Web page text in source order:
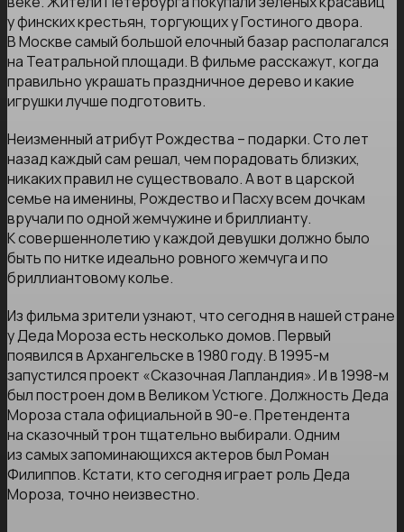
у финских крестьян, торгующих у Гостиного двора.
В Москве самый большой елочный базар располагался
на Театральной площади. В фильме расскажут, когда
правильно украшать праздничное дерево и какие
игрушки лучше подготовить.
Неизменный атрибут Рождества – подарки. Сто лет
назад каждый сам решал, чем порадовать близких,
никаких правил не существовало. А вот в царской
семье на именины, Рождество и Пасху всем дочкам
вручали по одной жемчужине и бриллианту.
К совершеннолетию у каждой девушки должно было
быть по нитке идеально ровного жемчуга и по
бриллиантовому колье.
Из фильма зрители узнают, что сегодня в нашей стране
у Деда Мороза есть несколько домов. Первый
появился в Архангельске в 1980 году. В 1995-м
запустился проект «Сказочная Лапландия». И в 1998-м
был построен дом в Великом Устюге. Должность Деда
Мороза стала официальной в 90-е. Претендента
на сказочный трон тщательно выбирали. Одним
из самых запоминающихся актеров был Роман
Филиппов. Кстати, кто сегодня играет роль Деда
Мороза, точно неизвестно.